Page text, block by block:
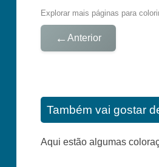
Explorar mais páginas para
← Anterior
Também vai gostar
Aqui estão algumas